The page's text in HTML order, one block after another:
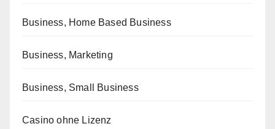
Business, Home Based Business
Business, Marketing
Business, Small Business
Casino ohne Lizenz